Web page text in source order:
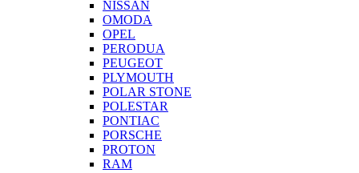
NISSAN
OMODA
OPEL
PERODUA
PEUGEOT
PLYMOUTH
POLAR STONE
POLESTAR
PONTIAC
PORSCHE
PROTON
RAM